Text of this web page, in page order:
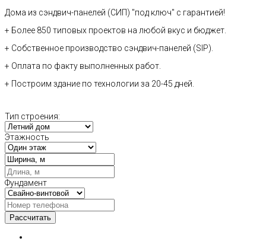
Дома из сэндвич-панелей (СИП) "под ключ" с гарантией!
+ Более 850 типовых проектов на любой вкус и бюджет.
+ Собственное производство сэндвич-панелей (SIP).
+ Оплата по факту выполненных работ.
+ Построим здание по технологии за 20-45 дней.
Тип строения:
Этажность
Фундамент